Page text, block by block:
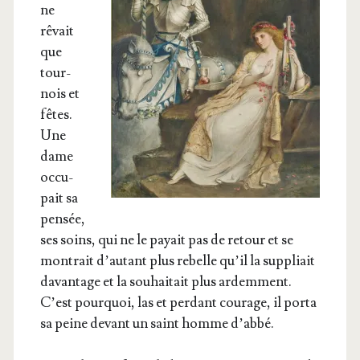
ne
rêvait
que
tour­
nois et
fêtes.
Une
dame
occu­
pait sa
pen­sée,
ses soins, qui ne le payait pas de retour et se
mon­trait d’au­tant plus rebelle qu’il la sup­pliait
davan­tage et la sou­hai­tait plus ardem­ment.
C’est pour­quoi, las et per­dant cou­rage, il por­ta
sa peine devant un saint homme d’abbé.